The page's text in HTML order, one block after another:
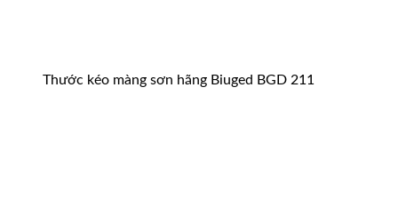
Thước kéo màng sơn hãng Biuged BGD 211